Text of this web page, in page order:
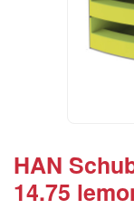
HAN
14.75